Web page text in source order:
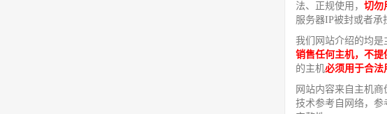
法、正规使用， 切勿
服务器IP被封或者承
我们网站介绍的均是
销售任何主机，不提
的主机必须用于合法
网站内容来自主机
技术参考自网络，参